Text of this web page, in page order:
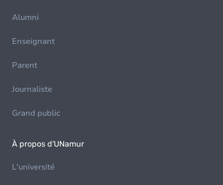
Alumni
Enseignant
Parent
Journaliste
Grand public
À propos d'UNamur
L'université